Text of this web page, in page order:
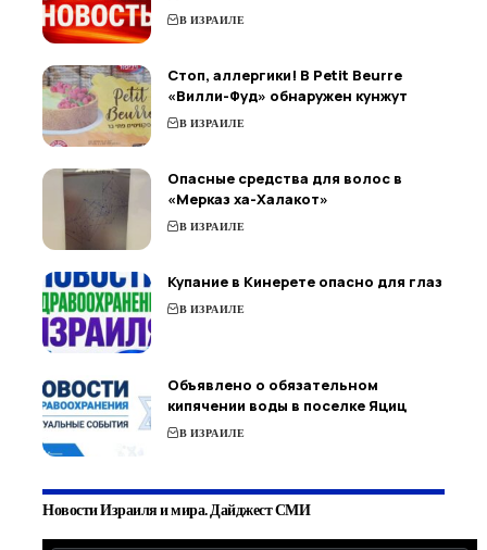
В ИЗРАИЛЕ
Стоп, аллергики! В Petit Beurre
«Вилли-Фуд» обнаружен кунжут
В ИЗРАИЛЕ
Опасные средства для волос в
«Мерказ ха-Халакот»
В ИЗРАИЛЕ
Купание в Кинерете опасно для глаз
В ИЗРАИЛЕ
Объявлено о обязательном
кипячении воды в поселке Яциц
В ИЗРАИЛЕ
Новости Израиля и мира. Дайджест СМИ